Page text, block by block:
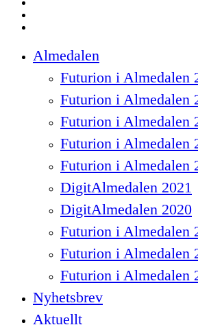
Menu
Almedalen
Futurion i Almedalen
Futurion i Almedalen
Futurion i Almedalen
Futurion i Almedalen
Futurion i Almedalen
DigitAlmedalen 2021
DigitAlmedalen 2020
Futurion i Almedalen
Futurion i Almedalen
Futurion i Almedalen
Nyhetsbrev
Aktuellt